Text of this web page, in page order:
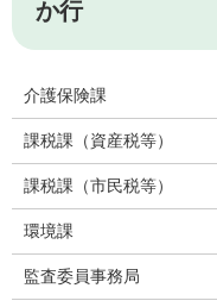
か行
介護保険課
課税課（資産税等）
課税課（市民税等）
環境課
監査委員事務局